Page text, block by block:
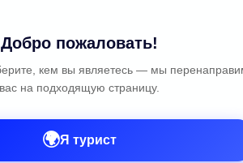
Добро пожаловать!
кем вы являетесь — мы
вас на подходящую страницу.
🌍Я турист